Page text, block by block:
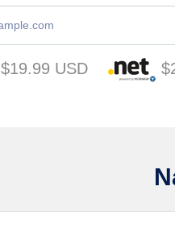
$19.99 USD